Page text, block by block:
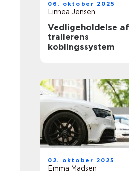
06. oktober 2025
Linnea Jensen
Vedligeholdelse af
trailerens
koblingssystem
02. oktober 2025
Emma Madsen